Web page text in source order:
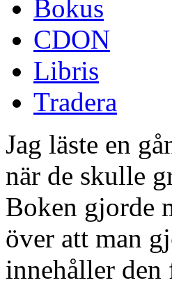
Bokus
CDON
Libris
Tradera
Jag läste en
när de skulle
Boken gjorde
över att man
innehåller den